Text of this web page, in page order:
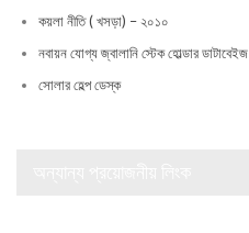
কয়লা নীতি ( খসড়া) – ২০১০
নবায়ন যোগ্য জ্বালানি স্টেক হোল্ডার ডাটাবেইজ
সোলার হেল্প ডেস্ক